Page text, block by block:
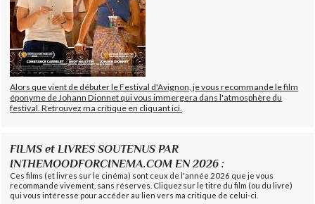
Alors que vient de débuter le Festival d'Avignon, je vous recommande le film
éponyme de Johann Dionnet qui vous immergera dans l'atmosphère du
festival. Retrouvez ma critique en cliquant ici.
FILMS et LIVRES SOUTENUS PAR
INTHEMOODFORCINEMA.COM EN 2026 :
Ces films (et livres sur le cinéma) sont ceux de l'année 2026 que je vous
recommande vivement, sans réserves. Cliquez sur le titre du film (ou du livre)
qui vous intéresse pour accéder au lien vers ma critique de celui-ci.